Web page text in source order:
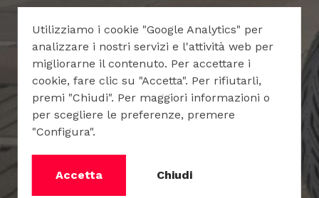
Utilizziamo i cookie "Google Analytics" per
analizzare i nostri servizi e l'attività web per
migliorarne il contenuto. Per accettare i
cookie, fare clic su "Accetta". Per rifiutarli,
premi "Chiudi". Per maggiori informazioni o
per scegliere le preferenze, premere
"Configura".
Accetta Chiudi